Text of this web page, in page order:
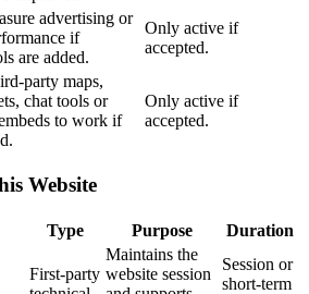
advertising or
if
are added.
Only active if
accepted.
party maps,
chat tools or
to work if
Only active if
accepted.
Website
Type Purpose Duration
First-party
Maintains the
website session
Session or
short-term